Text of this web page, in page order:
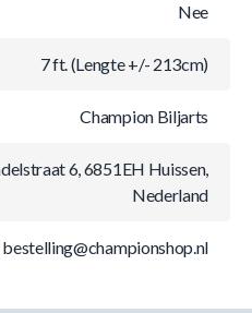
Nee
7 ft. (Lengte +/- 213cm)
Champion Biljarts
6, 6851EH Huissen,
Nederland
bestelling@championshop.nl